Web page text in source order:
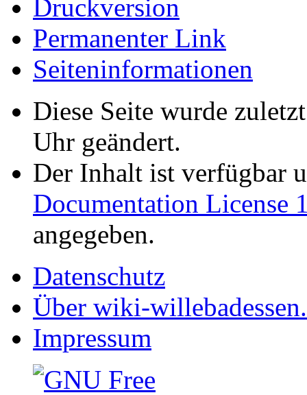
Druckversion
Permanenter Link
Seiten­informationen
Diese Seite wurde
Uhr geändert.
Der Inhalt ist verfügbar
Documentation License
angegeben.
Datenschutz
Über wiki-
Impressum